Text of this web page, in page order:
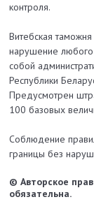
контроля.
Витебская
нарушение любого
собой
Республики
Предусмотрен
100 базовых
Соблюдение
границы без
© Авторское
обязательна.